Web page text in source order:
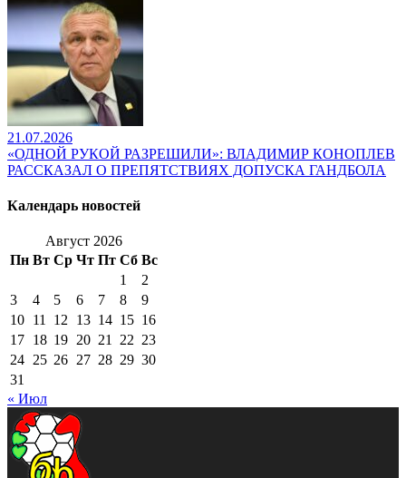
21.07.2026
«ОДНОЙ РУКОЙ РАЗРЕШИЛИ»: ВЛАДИМИР КОНОПЛЕВ
РАССКАЗАЛ О ПРЕПЯТСТВИЯХ ДОПУСКА ГАНДБОЛА
Календарь новостей
Август 2026
Пн Вт Ср Чт Пт Сб Вс
1
2
3
4 5 6 7 8
9
10 11 12 13 14 15 16
17 18 19 20 21 22 23
24 25 26 27 28 29 30
31
« Июл